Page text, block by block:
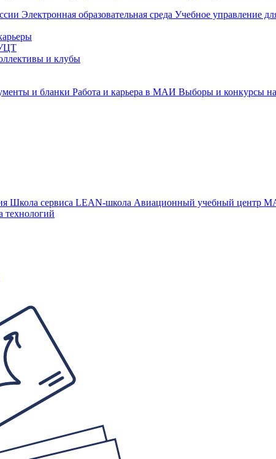
Электронная образовательная среда Учебное управление
и клубы
и бланки Работа и карьера в МАИ Выборы и конкурсы
Школа сервиса LEAN-школа Авиационный учебный центр
технологий